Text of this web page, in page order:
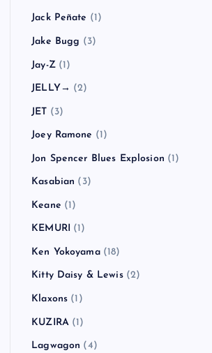
Jack Peñate (1)
Jake Bugg (3)
Jay-Z(1)
JELLY→ (2)
JET (3)
Joey Ramone (1)
Jon Spencer Blues Explosion (1)
Kasabian (3)
Keane (1)
KEMURI (1)
Ken Yokoyama(18)
Kitty Daisy & Lewis(2)
Klaxons (1)
KUZIRA(1)
Lagwagon (4)